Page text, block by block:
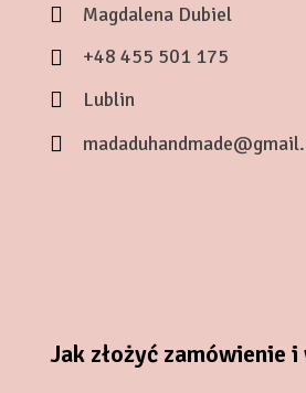
Magdalena Dubiel
+48 455 501 175
Lublin
Jak złożyć zamówienie i